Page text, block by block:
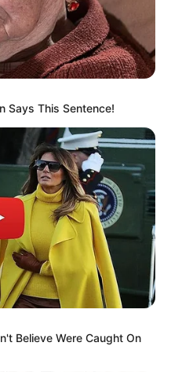
Says This Sentence!
Believe Were Caught On